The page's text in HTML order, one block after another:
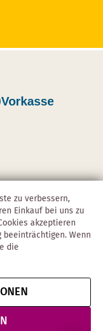
widerrufen
zu verbessern,
Einkauf bei uns zu
akzeptieren
Wenn
die